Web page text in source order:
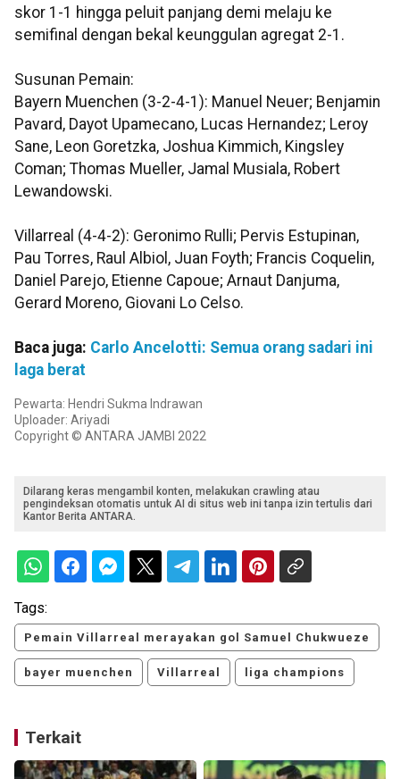
skor 1-1 hingga peluit panjang demi melaju ke
semifinal dengan bekal keunggulan agregat 2-1.
Susunan Pemain:
Bayern Muenchen (3-2-4-1): Manuel Neuer; Benjamin
Pavard, Dayot Upamecano, Lucas Hernandez; Leroy
Sane, Leon Goretzka, Joshua Kimmich, Kingsley
Coman; Thomas Mueller, Jamal Musiala, Robert
Lewandowski.
Villarreal (4-4-2): Geronimo Rulli; Pervis Estupinan,
Pau Torres, Raul Albiol, Juan Foyth; Francis Coquelin,
Daniel Parejo, Etienne Capoue; Arnaut Danjuma,
Gerard Moreno, Giovani Lo Celso.
Baca juga: Carlo Ancelotti: Semua orang sadari ini
laga berat
Pewarta: Hendri Sukma Indrawan
Uploader: Ariyadi
Copyright © ANTARA JAMBI 2022
Dilarang keras mengambil konten, melakukan crawling atau
pengindeksan otomatis untuk AI di situs web ini tanpa izin tertulis dari
Kantor Berita ANTARA.
Tags:
Pemain Villarreal merayakan gol Samuel Chukwueze
bayer muenchen Villarreal liga champions
Terkait